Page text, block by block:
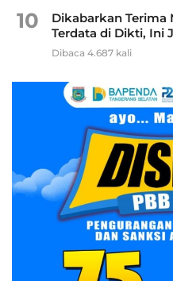
10
Dikabarkan Terima
Terdata di Dikti, Ini
Dibaca 4.687 kali